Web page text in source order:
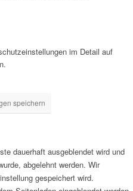
im Detail auf
speichern
dauerhaft ausgeblendet wird und
abgelehnt werden. Wir
gespeichert wird.